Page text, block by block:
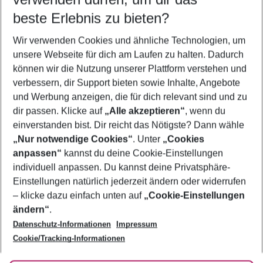
5-8 Nächte
2 Erwachsene Keine Kinder
Mehr Filter anzeigen
Footer
Footer navigation
Über uns
AGB
Bestpreisgarantie
Cookie-Einstellungen ändern
Cookie-Richtlinie
Agenturbetreuung
Barrierefreies Reisen
Folge uns
beste Erlebnis zu bieten?
Wir verwenden Cookies und ähnliche Technologien, um
unsere Webseite für dich am Laufen zu halten. Dadurch
können wir die Nutzung unserer Plattform verstehen und
verbessern, dir Support bieten sowie Inhalte, Angebote
und Werbung anzeigen, die für dich relevant sind und zu
dir passen. Klicke auf „Alle akzeptieren“, wenn du
einverstanden bist. Dir reicht das Nötigste? Dann wähle
„Nur notwendige Cookies“. Unter „Cookies
anpassen“ kannst du deine Cookie-Einstellungen
individuell anpassen. Du kannst deine Privatsphäre-
Einstellungen natürlich jederzeit ändern oder widerrufen
– klicke dazu einfach unten auf „Cookie-Einstellungen
ändern“.
Datenschutz-Informationen
Impressum
Cookie/Tracking-Informationen